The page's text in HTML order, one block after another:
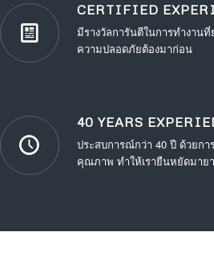
CERTIFIED
มีรางวัลการันตีในการทำงาน
ความปลอดภัยต้องมาก่อน
40 YEARS
ประสบการณ์กว่า 40 ปี ด้วยก
คุณภาพ ทำให้เรายืนหยัดมาย